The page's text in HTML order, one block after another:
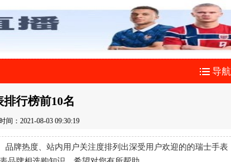
导航
行榜前10名
间：2021-08-03 09:30:19
牌热度、站内用户关注度排列出深受用户欢迎的的瑞士手表